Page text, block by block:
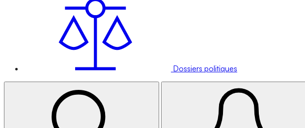
Dossiers politiques